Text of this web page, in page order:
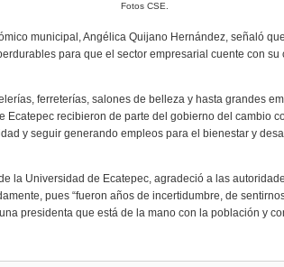
Fotos CSE.
municipal, Angélica Quijano Hernández, señaló
para que el sector empresarial cuente con su
ferreterías, salones de belleza y hasta grandes
Ecatepec recibieron de parte del gobierno del cambio
y seguir generando empleos para el bienestar y
la Universidad de Ecatepec, agradeció a las
pues “fueron años de incertidumbre, de
presidenta que está de la mano con la población y